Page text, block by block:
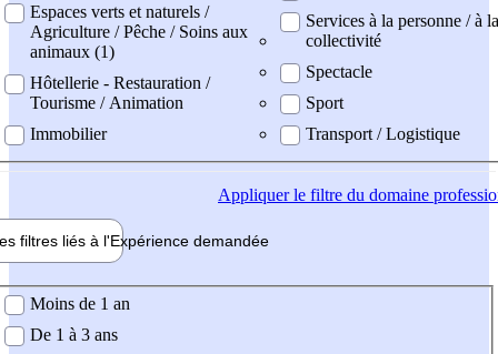
Espaces verts et naturels /
Agriculture / Pêche / Soins aux
animaux (1)
Hôtellerie - Restauration /
Tourisme / Animation
Immobilier
Services à la personne / à la
collectivité
Spectacle
Sport
Transport / Logistique
Appliquerle filtre du domaine
filtres liés à l'Expérience demandée
demandée
Moins de 1 an
De 1 à 3 ans